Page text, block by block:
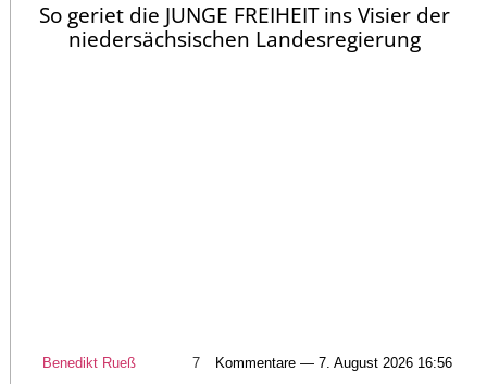
So geriet die JUNGE FREIHEIT ins Visier der
niedersächsischen Landesregierung
Benedikt Rueß 7 Kommentare — 7. August 2026 16:56